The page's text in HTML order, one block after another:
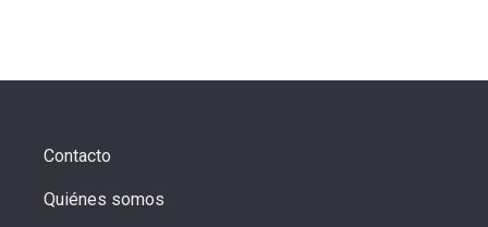
Contacto
Quiénes somos